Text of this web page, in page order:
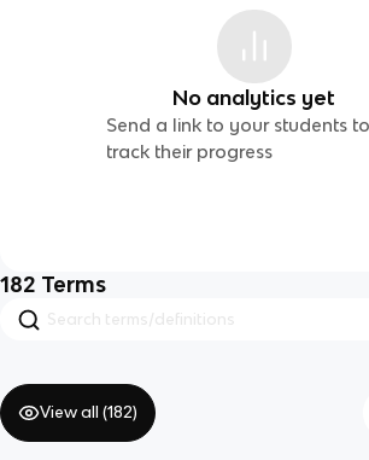
No analytics yet
Send a link to your students to
track their progress
182 Terms
View all (182)